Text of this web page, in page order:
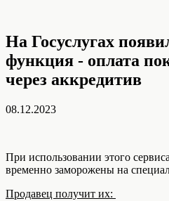
На Госуслугах
функция - оплата
через аккредитив
08.12.2023
При использовании этого
временно заморожены на
Продавец получит их: